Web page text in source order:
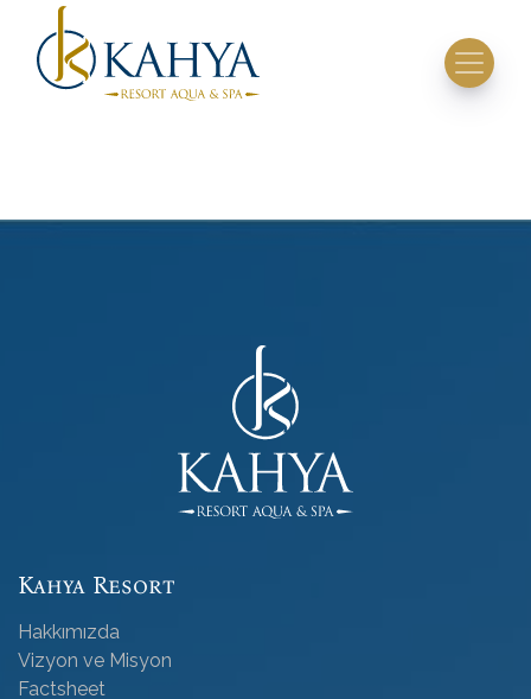
Kahya Resort
Hakkımızda
Vizyon ve Misyon
Factsheet